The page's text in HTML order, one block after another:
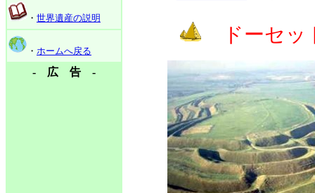
・ 世界遺産の説明
・ ホームへ戻る
- 広 告 -
ドーセ